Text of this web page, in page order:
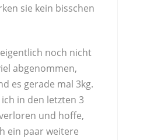
sie kein bisschen
noch nicht
abgenommen,
es gerade mal 3kg.
in den letzten 3
und hoffe,
ein paar weitere